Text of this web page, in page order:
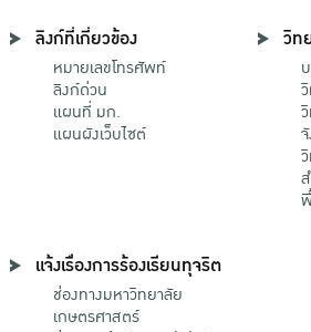
ลิงก์ที่เกี่ยวข้อง
หมายเลขโทรศัพท์
ลิงก์ด่วน
แผนที่ มก.
แผนผังเว็บไซต์
วิท
แจ้งเรื่องการร้องเรียนทุจริต
ช่องทางมหาวิทยาลัย
เกษตรศาสตร์